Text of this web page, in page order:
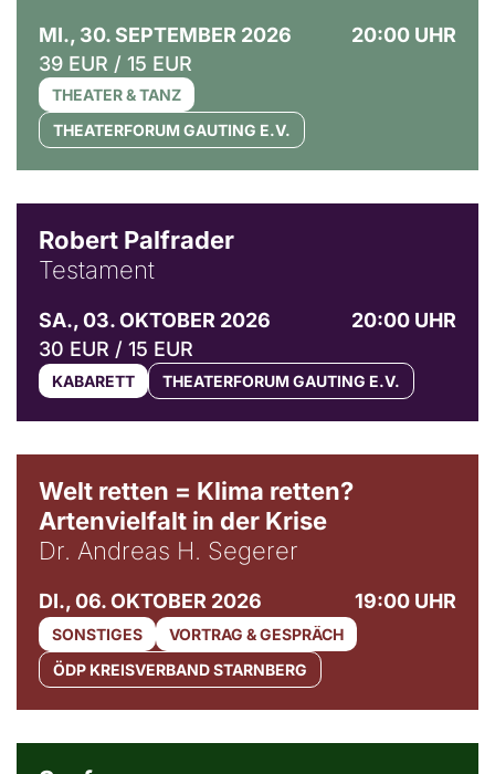
MI., 30. SEPTEMBER 2026
20:00 UHR
39 EUR / 15 EUR
THEATER & TANZ
THEATERFORUM GAUTING E.V.
Robert Palfrader
Testament
SA., 03. OKTOBER 2026
20:00 UHR
30 EUR / 15 EUR
KABARETT THEATERFORUM GAUTING E.V.
Welt retten = Klima retten?
Artenvielfalt in der Krise
Dr. Andreas H. Segerer
DI., 06. OKTOBER 2026 19:00 UHR
SONSTIGES
VORTRAG & GESPRÄCH
ÖDP KREISVERBAND STARNBERG